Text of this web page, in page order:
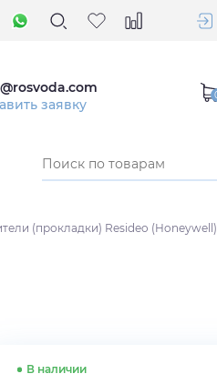
заявку
(прокладки) Resideo (Honeywell)
В наличии